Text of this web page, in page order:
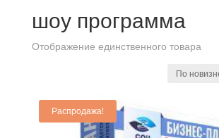
шоу программа
Отображение единственного товара
Распродажа!